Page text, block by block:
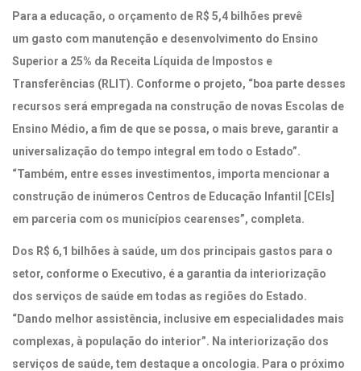
Para a educação, o orçamento de R$ 5,4 bilhões prevê
um gasto com manutenção e desenvolvimento do Ensino
Superior a 25% da Receita Líquida de Impostos e
Transferências (RLIT). Conforme o projeto, “boa parte desses
recursos será empregada na construção de novas Escolas de
Ensino Médio, a fim de que se possa, o mais breve, garantir a
universalização do tempo integral em todo o Estado”.
“Também, entre esses investimentos, importa mencionar a
construção de inúmeros Centros de Educação Infantil [CEIs]
em parceria com os municípios cearenses”, completa.
Dos R$ 6,1 bilhões à saúde, um dos principais gastos para o
setor, conforme o Executivo, é a garantia da interiorização
dos serviços de saúde em todas as regiões do Estado.
“Dando melhor assistência, inclusive em especialidades mais
complexas, à população do interior”. Na interiorização dos
serviços de saúde, tem destaque a oncologia. Para o próximo